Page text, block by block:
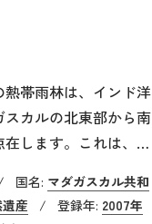
帯雨林は、インド洋
スカルの北東部から南
します。これは、島
の鳥類が暮らすラノ
など、6つの国立公
国名: マダガスカル共和
産 / 登録年: 2007年